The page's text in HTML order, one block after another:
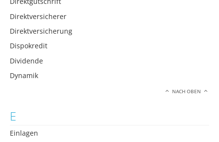
Direktversicherer
Direktversicherung
Dispokredit
Dividende
Dynamik
NACH OBEN
E
Einlagen